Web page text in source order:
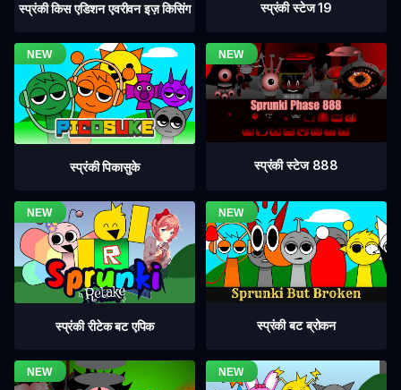
स्प्रंकी किस एडिशन एवरीवन इज़ किसिंग स्प्रंकी स्टेज 19
स्प्रंकी पिकासुके स्प्रंकी स्टेज 888
स्प्रंकी रीटेक बट एपिक स्प्रंकी बट ब्रोकन